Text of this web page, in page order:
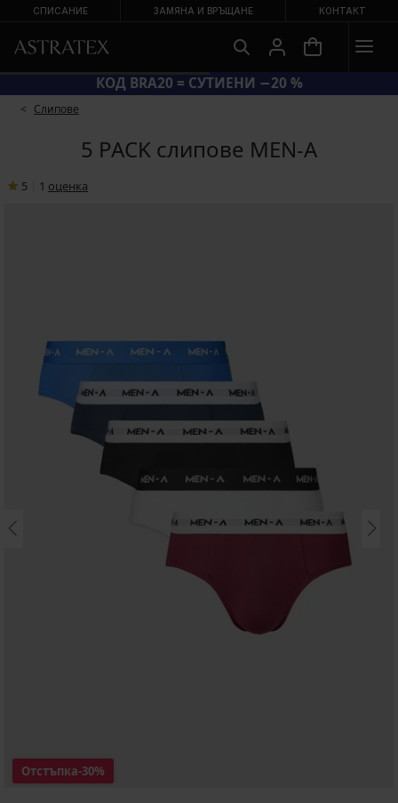
СПИСАНИЕ ЗАМЯНА И ВРЪЩАНЕ КОНТАКТ
КОД BRA20 = СУТИЕНИ −20 %
Слипове
5 PACK слипове MEN-A
5 1 oценка
Отстъпка-30%